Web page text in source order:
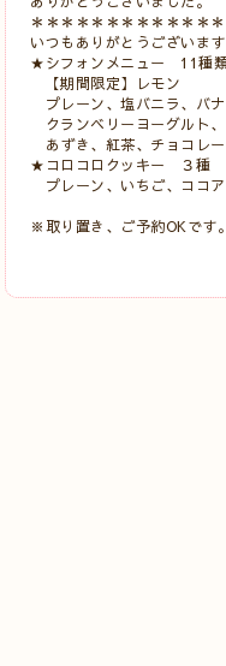
＊＊＊＊＊＊＊＊＊＊＊＊
いつもありがとうございます
★シフォンメニュー 11種
【期間限定】レモン
プレーン、塩バニラ、バ
クランベリーヨーグルト
あずき、紅茶、チョコレー
★コロコロクッキー ３種
プレーン、いちご、ココア
※取り置き、ご予約OKです